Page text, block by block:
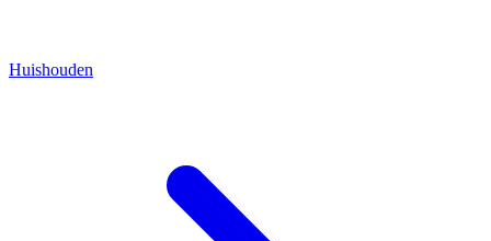
Huishouden